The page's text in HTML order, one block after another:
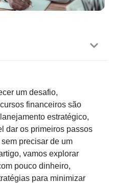
um desafio,
financeiros são
estratégico,
dar os primeiros passos
precisar de um
vamos explorar
pouco dinheiro,
para minimizar